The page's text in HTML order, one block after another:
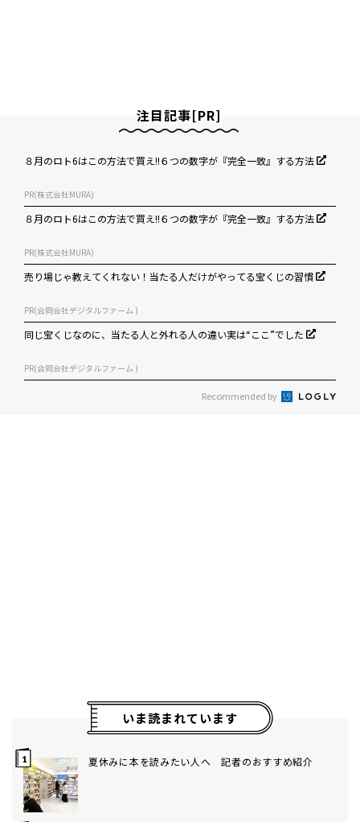
注目記事[PR]
８月のロト6はこの方法で買え!!６つの数字が『完全一致』する方法
PR(株式会社MURA)
８月のロト6はこの方法で買え!!６つの数字が『完全一致』する方法
PR(株式会社MURA)
売り場じゃ教えてくれない！当たる人だけがやってる宝くじの習慣
PR(合同会社デジタルファーム )
同じ宝くじなのに、当たる人と外れる人の違い実は“ここ”でした
PR(合同会社デジタルファーム )
Recommended by
いま読まれています
夏休みに本を読みたい人へ 記者のおすすめ紹介